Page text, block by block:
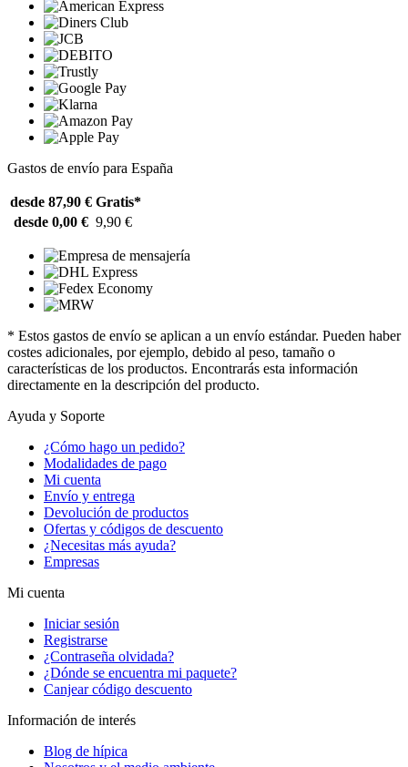
Gastos de envío para España
desde 87,90 € Gratis*
desde 0,00 € 9,90 €
* Estos gastos de envío se aplican a un envío estándar. Pueden haber
costes adicionales, por ejemplo, debido al peso, tamaño o
características de los productos. Encontrarás esta información
directamente en la descripción del producto.
Ayuda y Soporte
¿Cómo hago un pedido?
Modalidades de pago
Mi cuenta
Envío y entrega
Devolución de productos
Ofertas y códigos de descuento
¿Necesitas más ayuda?
Empresas
Mi cuenta
Iniciar sesión
Registrarse
¿Contraseña olvidada?
¿Dónde se encuentra mi paquete?
Canjear código descuento
Información de interés
Blog de hípica